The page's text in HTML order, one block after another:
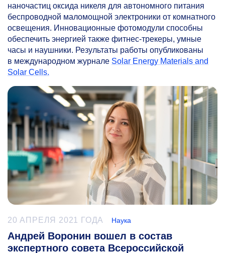
наночастиц оксида никеля для автономного питания
беспроводной маломощной электроники от комнатного
освещения. Инновационные фотомодули способны
обеспечить энергией также фитнес-трекеры, умные
часы и наушники. Результаты работы опубликованы
в международном журнале Solar Energy Materials and
Solar Cells.
20 АПРЕЛЯ 2021 ГОДА Наука
Андрей Воронин вошел в состав
экспертного совета Всероссийской